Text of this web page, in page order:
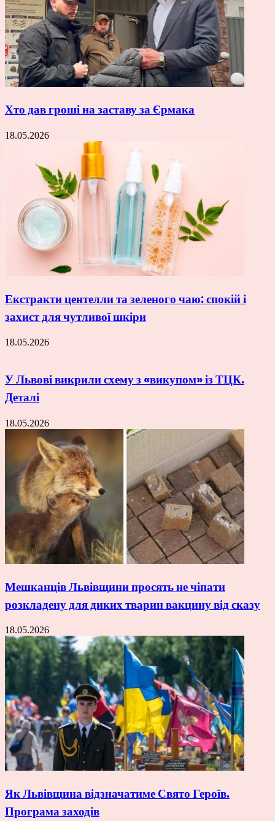
Хто дав гроші на заставу за Єрмака
18.05.2026
Екстракти центелли та зеленого чаю: спокій і
захист для чутливої шкіри
18.05.2026
У Львові викрили схему з «викупом» із ТЦК.
Деталі
18.05.2026
Мешканців Львівщини просять не чіпати
розкладену для диких тварин вакцину від сказу
18.05.2026
Як Львівщина відзначатиме Свято Героїв.
Програма заходів